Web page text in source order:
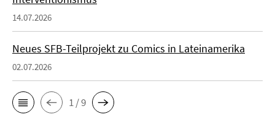
14.07.2026
Neues SFB-Teilprojekt zu Comics in Lateinamerika
02.07.2026
1 / 9